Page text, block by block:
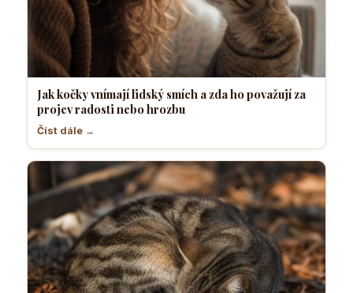
Jak kočky vnímají lidský smích a zda ho považují za
projev radosti nebo hrozbu
Číst dále →